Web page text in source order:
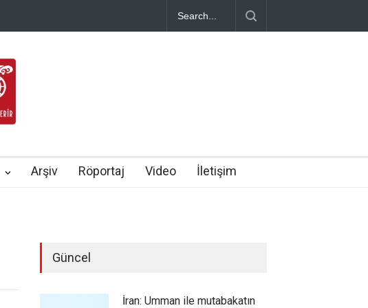
Arşiv Röportaj Video İletişim
Güncel
İran: Umman ile mutabakatın